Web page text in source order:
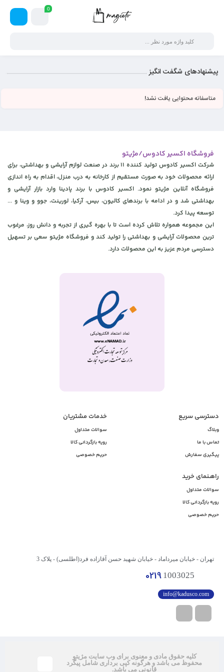
0
پیشنهادهای شگفت انگیز
متاسفانه محتوایی یافت نشد!
فروشگاه اکسیر کادوس/مژیتو
شرکت اکسیر کادوس تولید کننده 11 برند در صنعت لوازم آرایشی و بهداشتی، برای
ارائه محصولات خود به صورت مستقیم از کارخانه به درب منزل، اقدام به راه اندازی
فروشگاه آنلاین مژیتو نمود. اکسیر کادوس با برند پادینا وارد بازار آرایشی و
بهداشتی شد و در ادامه با برندهای کالیون، بیس، آرکیا، لورینت، جوو و وینا و ...
توسعه پیدا کرد.
این مجموعه همواره تلاش کرده است تا با بهره گیری از تجربه و دانش روز، مرغوب
ترین محصولات آرایشی و بهداشتی را تولید کند و فروشگاه مژیتو سعی بر تسهیل
دسترسی مردم عزیز به این محصولات دارد.
دسترسی سریع
وبلاگ
تماس با ما
پیگیری سفارش
خدمات مشتریان
سوالات متداول
رویه بازگردانی کالا
حریم خصوصی
راهـنمای خرید
سوالات متداول
رویه بازگردانی کالا
حریم خصوصی
تهران - خیابان میرداماد - خیابان شهید حسن آقازاده فرد(اطلسی) - پلاک 3
0219 1003025
info@kadusco.com
کلیه حقوق مادی و معنوی برای وب سایت مژیتو
محفوظ می باشد و هرگونه کپی برداری شامل پیگرد
قانونی می باشد.